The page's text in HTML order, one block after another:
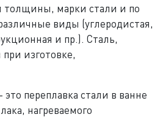
марки стали и по
виды (углеродистая,
и пр.). Сталь,
при изготовке,
переплавка стали в ванне
нагреваемого